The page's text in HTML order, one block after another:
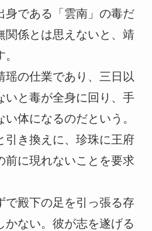
身である「雲南」の毒だ
関係とは思えないと、靖
瑶の仕業であり、三日以
いと毒が全身に回り、手
体になるのだという。
引き換えに、珍珠に王府
前に現れないことを要求
で殿下の足を引っ張る存
かない。彼が志を遂げる